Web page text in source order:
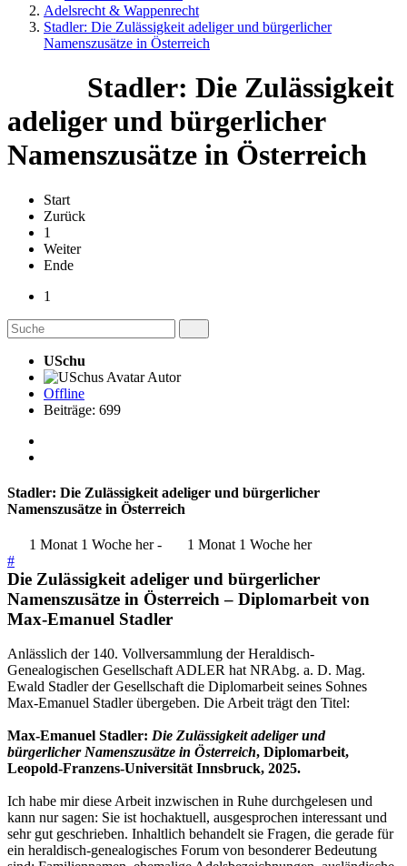
Adelsrecht & Wappenrecht
Stadler: Die Zulässigkeit adeliger und bürgerlicher
Namenszusätze in Österreich
Stadler: Die Zulässigkeit
adeliger und bürgerlicher
Namenszusätze in Österreich
Start
Zurück
1
Weiter
Ende
1
USchu
Autor
Offline
Beiträge: 699
Stadler: Die Zulässigkeit adeliger und bürgerlicher
Namenszusätze in Österreich
1 Monat 1 Woche her-
1 Monat 1 Woche her
#
Die Zulässigkeit adeliger und bürgerlicher
Namenszusätze in Österreich – Diplomarbeit von
Max-Emanuel Stadler
Anlässlich der 140. Vollversammlung der Heraldisch-
Genealogischen Gesellschaft ADLER hat NRAbg. a. D. Mag.
Ewald Stadler der Gesellschaft die Diplomarbeit seines Sohnes
Max-Emanuel Stadler übergeben. Die Arbeit trägt den Titel:
Max-Emanuel Stadler: Die Zulässigkeit adeliger und
bürgerlicher Namenszusätze in Österreich, Diplomarbeit,
Leopold-Franzens-Universität Innsbruck, 2025.
Ich habe mir diese Arbeit inzwischen in Ruhe durchgelesen und
kann nur sagen: Sie ist hochaktuell, ausgesprochen interessant und
sehr gut geschrieben. Inhaltlich behandelt sie Fragen, die gerade für
ein heraldisch-genealogisches Forum von besonderer Bedeutung